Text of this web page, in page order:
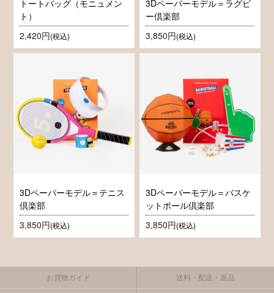
トートバッグ（モニュメン
ト）
2,420円(税込)
3Dペーパーモデル＝ラグビ
ー倶楽部
3,850円(税込)
3Dペーパーモデル＝テニス
倶楽部
3,850円(税込)
3Dペーパーモデル＝バスケ
ットボール倶楽部
3,850円(税込)
お買物ガイド 送料・配送・返品